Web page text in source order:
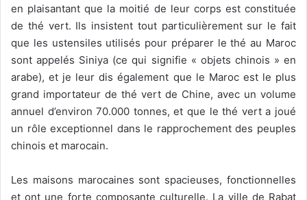
en plaisantant que la moitié de leur corps est constituée
de thé vert. Ils insistent tout particulièrement sur le fait
que les ustensiles utilisés pour préparer le thé au Maroc
sont appelés Siniya (ce qui signifie « objets chinois » en
arabe), et je leur dis également que le Maroc est le plus
grand importateur de thé vert de Chine, avec un volume
annuel d’environ 70.000 tonnes, et que le thé vert a joué
un rôle exceptionnel dans le rapprochement des peuples
chinois et marocain.
Les maisons marocaines sont spacieuses, fonctionnelles
et ont une forte composante culturelle. La ville de Rabat